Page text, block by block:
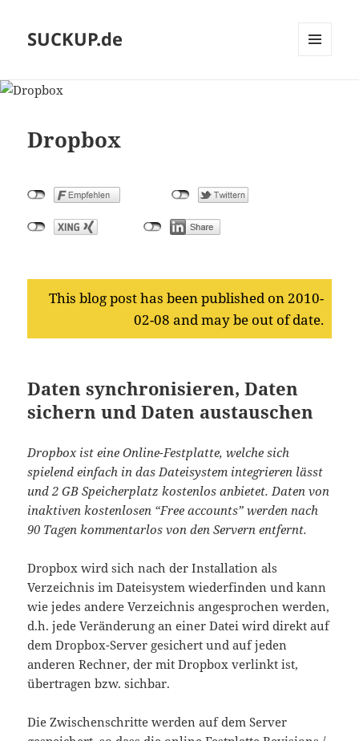
SUCKUP.de
Dropbox
This blog post has been published on 2010-
02-08 and may be out of date.
Daten synchronisieren, Daten
sichern und Daten austauschen
Dropbox ist eine Online-Festplatte, welche sich
spielend einfach in das Dateisystem integrieren lässt
und 2 GB Speicherplatz kostenlos anbietet. Daten von
inaktiven kostenlosen “Free accounts” werden nach
90 Tagen kommentarlos von den Servern entfernt.
Dropbox wird sich nach der Installation als
Verzeichnis im Dateisystem wiederfinden und kann
wie jedes andere Verzeichnis angesprochen werden,
d.h. jede Veränderung an einer Datei wird direkt auf
dem Dropbox-Server gesichert und auf jeden
anderen Rechner, der mit Dropbox verlinkt ist,
übertragen bzw. sichbar.
Die Zwischenschritte werden auf dem Server